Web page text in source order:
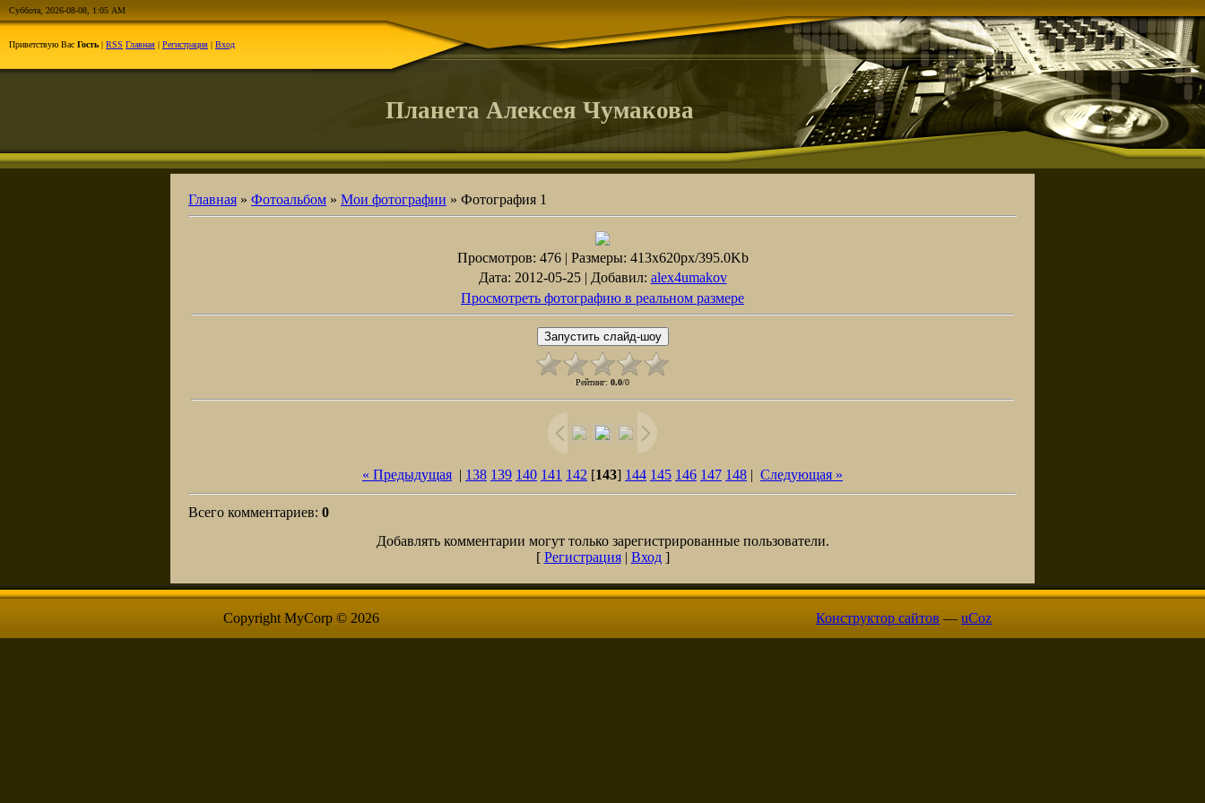
Суббота, 2026-08-08, 1:05 AM
Приветствую Вас Гость | RSS Главная | Регистрация | Вход
Планета Алексея Чумакова
Главная » Фотоальбом » Мои фотографии » Фотография 1
Просмотров: 476 | Размеры: 413x620px/395.0Kb
Дата: 2012-05-25 | Добавил: alex4umakov
Просмотреть фотографию в реальном размере
Рейтинг: 0.0/0
« Предыдущая | 138 139 140 141 142 [143] 144 145 146 147 148 | Следующая »
Всего комментариев: 0
Добавлять комментарии могут только зарегистрированные пользователи.
[ Регистрация| Вход]
Copyright MyCorp © 2026 Конструктор сайтов — uCoz